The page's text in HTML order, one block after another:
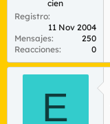
cien
Registro
11 Nov 2004
Mensajes
250
Reacciones
0
E